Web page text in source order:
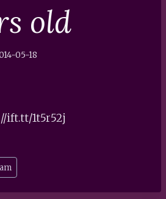
old
05-18
ift.tt/1t5r52j